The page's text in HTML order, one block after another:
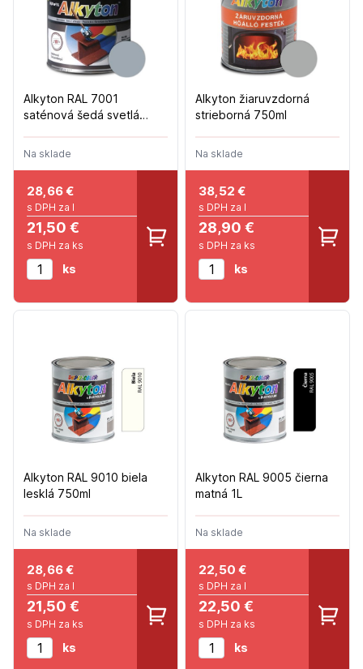
Alkyton RAL 7001
saténová šedá svetlá
Na sklade
28,66€
s DPH za l
21,50 €
s DPH za ks
ks
Alkyton žiaruvzdorná
strieborná 750ml
Na sklade
38,52 €
s DPH za l
28,90 €
s DPH za ks
ks
Alkyton RAL 9010 biela
lesklá 750ml
Na sklade
28,66€
s DPH za l
21,50 €
s DPH za ks
ks
Alkyton RAL 9005 čierna
matná 1L
Na sklade
22,50 €
s DPH za l
22,50 €
s DPH za ks
ks